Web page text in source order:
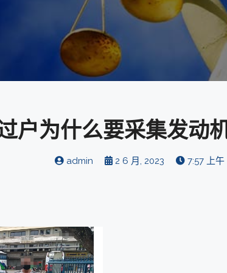
户为什么要采集发动
admin 2 6 月, 2023 7:57 上午